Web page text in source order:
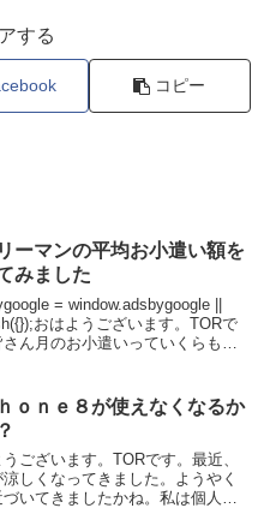
する
コピー
ーマンの平均お小遣い額を
みました
= window.adsbygoogle ||
おはようございます。TORで
ん月のお小遣いっていくらもら
ｏｎｅ８が使えなくなるか
ございます。TORです。最近、
しくなってきました。ようやく
いてきましたかね。私は個人的